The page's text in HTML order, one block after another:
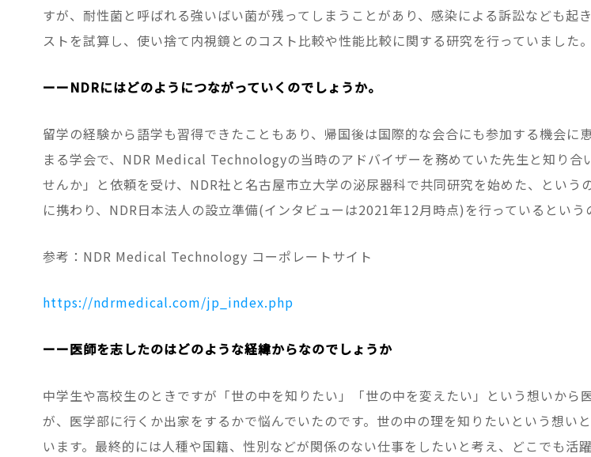
すが、耐性菌と呼ばれる強いばい菌が残ってしまうことがあり、感染による訴訟なども
ストを試算し、使い捨て内視鏡とのコスト比較や性能比較に関する研究を行っていました。
ーーNDRにはどのようにつながっていくのでしょうか。
留学の経験から語学も習得できたこともあり、帰国後は国際的な会合にも参加する機会
まる学会で、NDR Medical Technologyの当時のアドバイザーを務めていた先生と知り
せんか」と依頼を受け、NDR社と名古屋市立大学の泌尿器科で共同研究を始めた、とい
に携わり、NDR日本法人の設立準備(インタビューは2021年12月時点)を行っているという
参考：NDR Medical Technology コーポレートサイト
https://ndrmedical.com/jp_index.php
ーー医師を志したのはどのような経緯からなのでしょうか
中学生や高校生のときですが「世の中を知りたい」「世の中を変えたい」という想いか
が、医学部に行くか出家をするかで悩んでいたのです。世の中の理を知りたいという想
います。最終的には人種や国籍、性別などが関係のない仕事をしたいと考え、どこでも